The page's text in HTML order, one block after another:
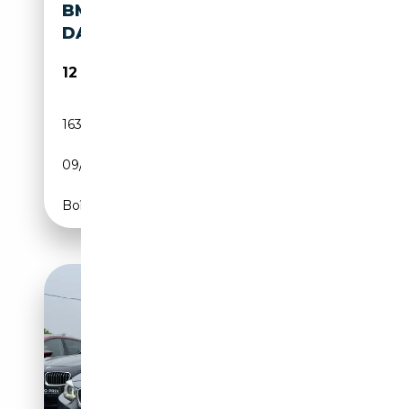
BMW 418 GRAN COUPÉ 418
DA
12 950€
163 000 km
09/2015
Boîte automatique